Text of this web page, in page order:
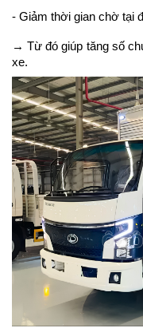
- Giảm thời gian chờ tại
→ Từ đó giúp tăng số
xe.